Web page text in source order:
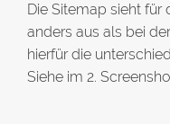
Die Sitemap sieht
anders aus als bei
hierfür die
Siehe im 2.